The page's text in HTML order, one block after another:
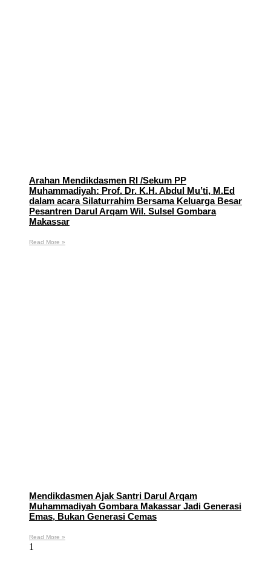
Arahan Mendikdasmen RI /Sekum PP
Muhammadiyah: Prof. Dr. K.H. Abdul Mu’ti, M.Ed
dalam acara Silaturrahim Bersama Keluarga Besar
Pesantren Darul Arqam Wil. Sulsel Gombara
Makassar
Read More »
Mendikdasmen Ajak Santri Darul Arqam
Muhammadiyah Gombara Makassar Jadi Generasi
Emas, Bukan Generasi Cemas
Read More »